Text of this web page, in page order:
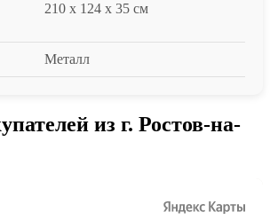
210 x 124 x 35 см
Металл
из г. Ростов-на-